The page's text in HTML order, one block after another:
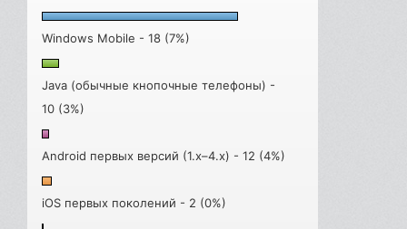
Windows Mobile - 18 (7%)
Java (обычные кнопочные телефоны) -
10 (3%)
Android первых версий (1.x–4.x) - 12 (4%)
iOS первых поколений - 2 (0%)